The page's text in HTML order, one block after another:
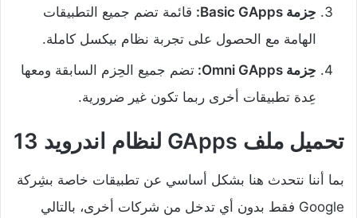
حِزمة Basic GApps:
قائمة تضم جميع التطبيقات
الهامة مع الحصول على تجربة نظام بيكسل كاملة.
حِزمة Omni GApps:
تضم جميع الحِزم السابقة ومعها
عِدة تطبيقات أخرى ربما تكون غير ضرورية.
تحميل ملف GApps لنظام اندرويد 13
بما أننا نتحدث هنا بشكل أساسي عن تطبيقات خاصة بشِركة
Google فقط بدون أي تدخل من شركات أخرى، بالتالي